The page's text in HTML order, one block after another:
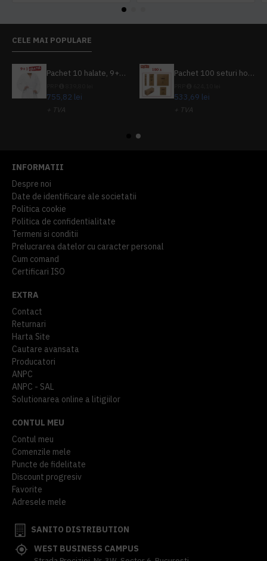
CELE MAI POPULARE
Pachet 10 halate, 9+1 gratuit
755,82 lei
+ TVA
Pachet 100 seturi hoteliere, set dentar, set barbierit, casca de dus, pila unghii, set cusut
533,69 lei
+ TVA
INFORMATII
Despre noi
Date de identificare ale societatii
Politica cookie
Politica de confidentialitate
Termeni si conditii
Prelucrarea datelor cu caracter personal
Cum comand
Certificari ISO
EXTRA
Contact
Returnari
Harta Site
Cautare avansata
Producatori
ANPC
ANPC - SAL
Solutionarea online a litigiilor
CONTUL MEU
Contul meu
Comenzile mele
Puncte de fidelitate
Discount progresiv
Favorite
Adresele mele
SANITO DISTRIBUTION
WEST BUSINESS CAMPUS